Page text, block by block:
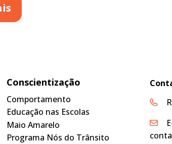
Conscientização
Comportamento
Educação nas Escolas
Maio Amarelo
Programa Nós do Trânsito